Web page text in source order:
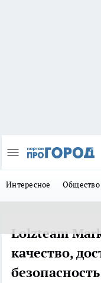
Интересное Общество
Lolzteam
качество,